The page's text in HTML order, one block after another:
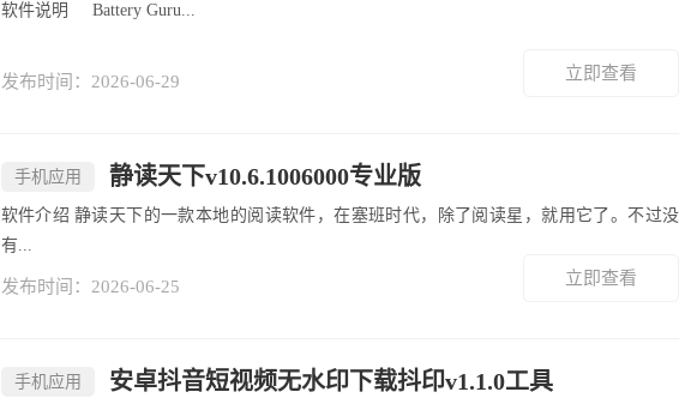
软件说明 Battery Guru...
发布时间：2026-06-29 立即查看
手机应用 静读天下v10.6.1006000专业版
软件介绍 静读天下的一款本地的阅读软件，在塞班时代，除了阅读星，就用它了。不过没
有...
发布时间：2026-06-25 立即查看
手机应用 安卓抖音短视频无水印下载抖印v1.1.0工具